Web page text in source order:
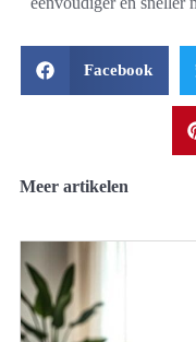
Facebook
Meer artikelen